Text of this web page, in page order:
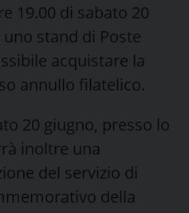
19.00 di sabato 20
stand di Poste
acquistare la
annullo filatelico.
20 giugno, presso lo
inoltre una
del servizio di
della